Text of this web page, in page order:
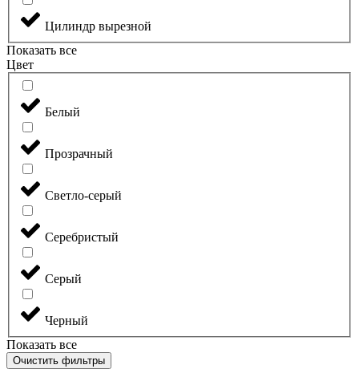
Цилиндр вырезной
Показать все
Цвет
Белый
Прозрачный
Светло-серый
Серебристый
Серый
Черный
Показать все
Очистить фильтры